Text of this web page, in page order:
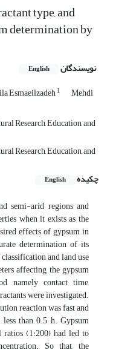
type, and
determination by
نویسندگان English
Esmaeilzadeh1 Mehdi
Research, Education, and
Research, Education, and
چکیده
English
semi-arid regions and
when it exists as the
effects of gypsum in
determination of its
and land use
affecting the gypsum
namely contact time,
were investigated.
reaction was fast and
than 0.5 h. Gypsum
(1:200) had led to
So that, the